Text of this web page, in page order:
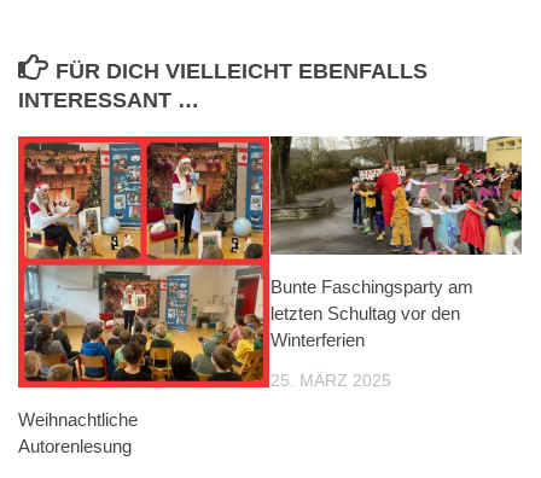
FÜR DICH VIELLEICHT EBENFALLS
INTERESSANT …
Weihnachtliche
Autorenlesung
Bunte Faschingsparty am
letzten Schultag vor den
Winterferien
25. MÄRZ 2025